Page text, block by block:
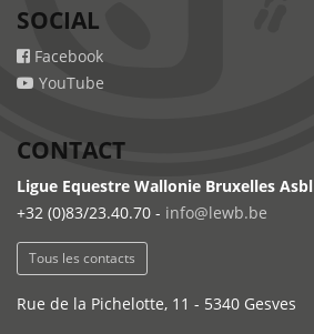
SOCIAL
Facebook
YouTube
CONTACT
Ligue Equestre Wallonie Bruxelles Asbl
+32 (0)83/23.40.70 - info@lewb.be
Tous les contacts
Rue de la Pichelotte, 11 - 5340 Gesves